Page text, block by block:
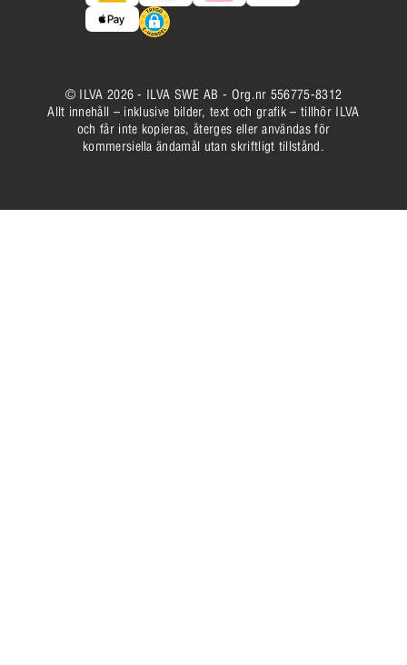
© ILVA 2026 - ILVA SWE AB - Org.nr 556775-8312
Allt innehåll – inklusive bilder, text och grafik – tillhör ILVA
och får inte kopieras, återges eller användas för
kommersiella ändamål utan skriftligt tillstånd.